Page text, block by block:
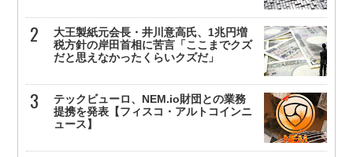
大王製紙元会長・井川意高氏、1兆円増
税方針の岸田首相に苦言「ここまでクズ
だと思えなかったくらいクズだ」
テックビューロ、NEM.io財団との業務
提携を発表【フィスコ・アルトコインニ
ュース】